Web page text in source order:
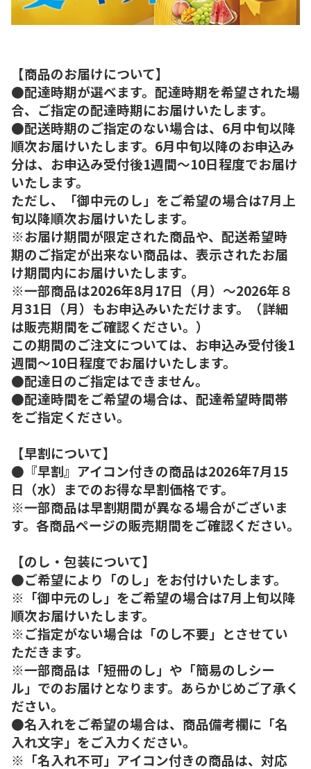
【商品のお届けについて】
●配達時期が選べます。配達時期を希望された場
合、ご指定の配達時期にお届けいたします。
●配送時期のご指定のない場合は、6月中旬以降
順次お届けいたします。6月中旬以降のお申込み
分は、お申込み受付後1週間～10日程度でお届け
いたします。
ただし、「御中元のし」をご希望の場合は7月上
旬以降順次お届けいたします。
※お届け期間が限定された商品や、配送希望時
期のご指定が出来ない商品は、表示されたお届
け期間内にお届けいたします。
※一部商品は2026年8月17日（月）～2026年８
月31日（月）もお申込みいただけます。（詳細
は販売期間をご確認ください。）
この期間のご注文については、お申込み受付後1
週間～10日程度でお届けいたします。
●配達日のご指定はできません。
●配達時間をご希望の場合は、配達希望時間帯
をご指定ください。
【早割について】
●『早割』アイコン付きの商品は2026年7月15
日（水）までのお得な早割価格です。
※一部商品は早割期間が異なる場合がございま
す。各商品ページの販売期間をご確認ください。
【のし・包装について】
●ご希望により「のし」をお付けいたします。
※「御中元のし」をご希望の場合は7月上旬以降
順次お届けいたします。
※ご指定がない場合は「のし不要」とさせてい
ただきます。
※一部商品は「短冊のし」や「簡易のしシー
ル」でのお届けとなります。あらかじめご了承く
ださい。
●名入れをご希望の場合は、商品備考欄に「名
入れ文字」をご入力ください。
※「名入れ不可」アイコン付きの商品は、対応